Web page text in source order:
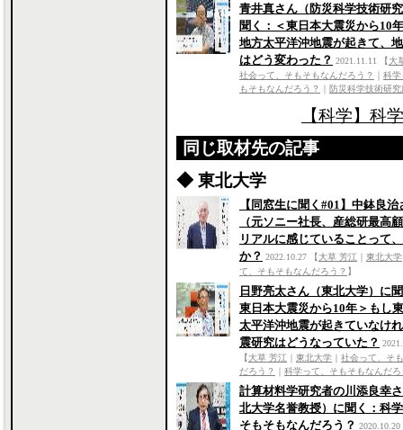
青井真さん（防災科学技術研
聞く：＜東日本大震災から10
地方太平洋沖地震が起きて、
はどう変わった？ 2021.11.11 【大
社会って、そもそもなんだろう？
科学
もそもなんだろう？
防災科学技術研究
【科学】科
同じ取材先の記事
◆ 東北大学
【同窓生に聞く#01】中鉢良治
（元ソニー社長、産総研最高
リアルに感じていることって
か？ 2022.10.27 【大草 芳江 東北大学
て、そもそもなんだろう？ 】
日野亮太さん（東北大学）に
東日本大震災から10年＞もし
太平洋沖地震が起きていなけ
震研究はどうなっていた？
【大草 芳江 東北大学
社会って、そ
だろう？
科学って、そもそもなんだろ
計算材料学研究者の川添良幸
北大学名誉教授）に聞く：科
そもそもなんだろう？ 2020.10.20